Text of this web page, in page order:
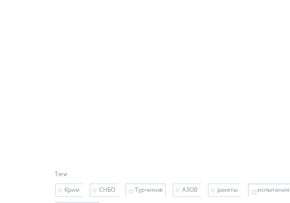
Тэги
Крим
СНБО Турчинов АЗОВ ракеты испытания